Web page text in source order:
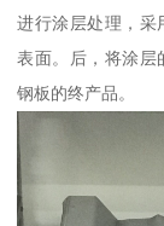
进行涂层处理，采
表面。后，将涂层
钢板的终产品。